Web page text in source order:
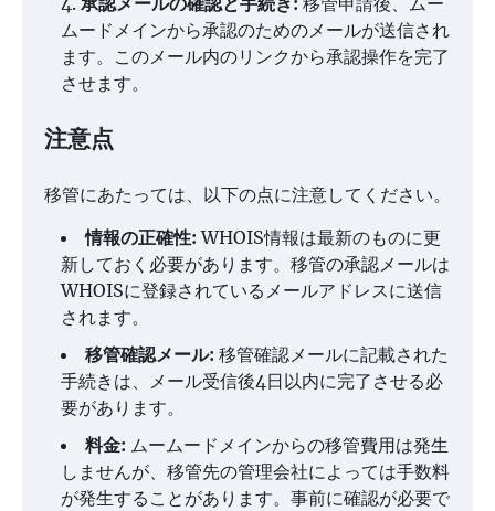
ムードメインから承認のためのメールが送信され
ます。このメール内のリンクから承認操作を完了
させます。
注意点
移管にあたっては、以下の点に注意してください。
情報の正確性: WHOIS情報は最新のものに更
新しておく必要があります。移管の承認メールは
WHOISに登録されているメールアドレスに送信
されます。
移管確認メール: 移管確認メールに記載された
手続きは、メール受信後4日以内に完了させる必
要があります。
料金: ムームードメインからの移管費用は発生
しませんが、移管先の管理会社によっては手数料
が発生することがあります。事前に確認が必要で